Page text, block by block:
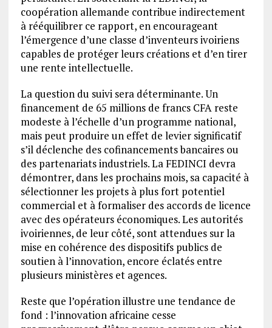
coopération allemande contribue indirectement
à rééquilibrer ce rapport, en encourageant
l’émergence d’une classe d’inventeurs ivoiriens
capables de protéger leurs créations et d’en tirer
une rente intellectuelle.
La question du suivi sera déterminante. Un
financement de 65 millions de francs CFA reste
modeste à l’échelle d’un programme national,
mais peut produire un effet de levier significatif
s’il déclenche des cofinancements bancaires ou
des partenariats industriels. La FEDINCI devra
démontrer, dans les prochains mois, sa capacité à
sélectionner les projets à plus fort potentiel
commercial et à formaliser des accords de licence
avec des opérateurs économiques. Les autorités
ivoiriennes, de leur côté, sont attendues sur la
mise en cohérence des dispositifs publics de
soutien à l’innovation, encore éclatés entre
plusieurs ministères et agences.
Reste que l’opération illustre une tendance de
fond : l’innovation africaine cesse